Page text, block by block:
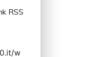
RSS